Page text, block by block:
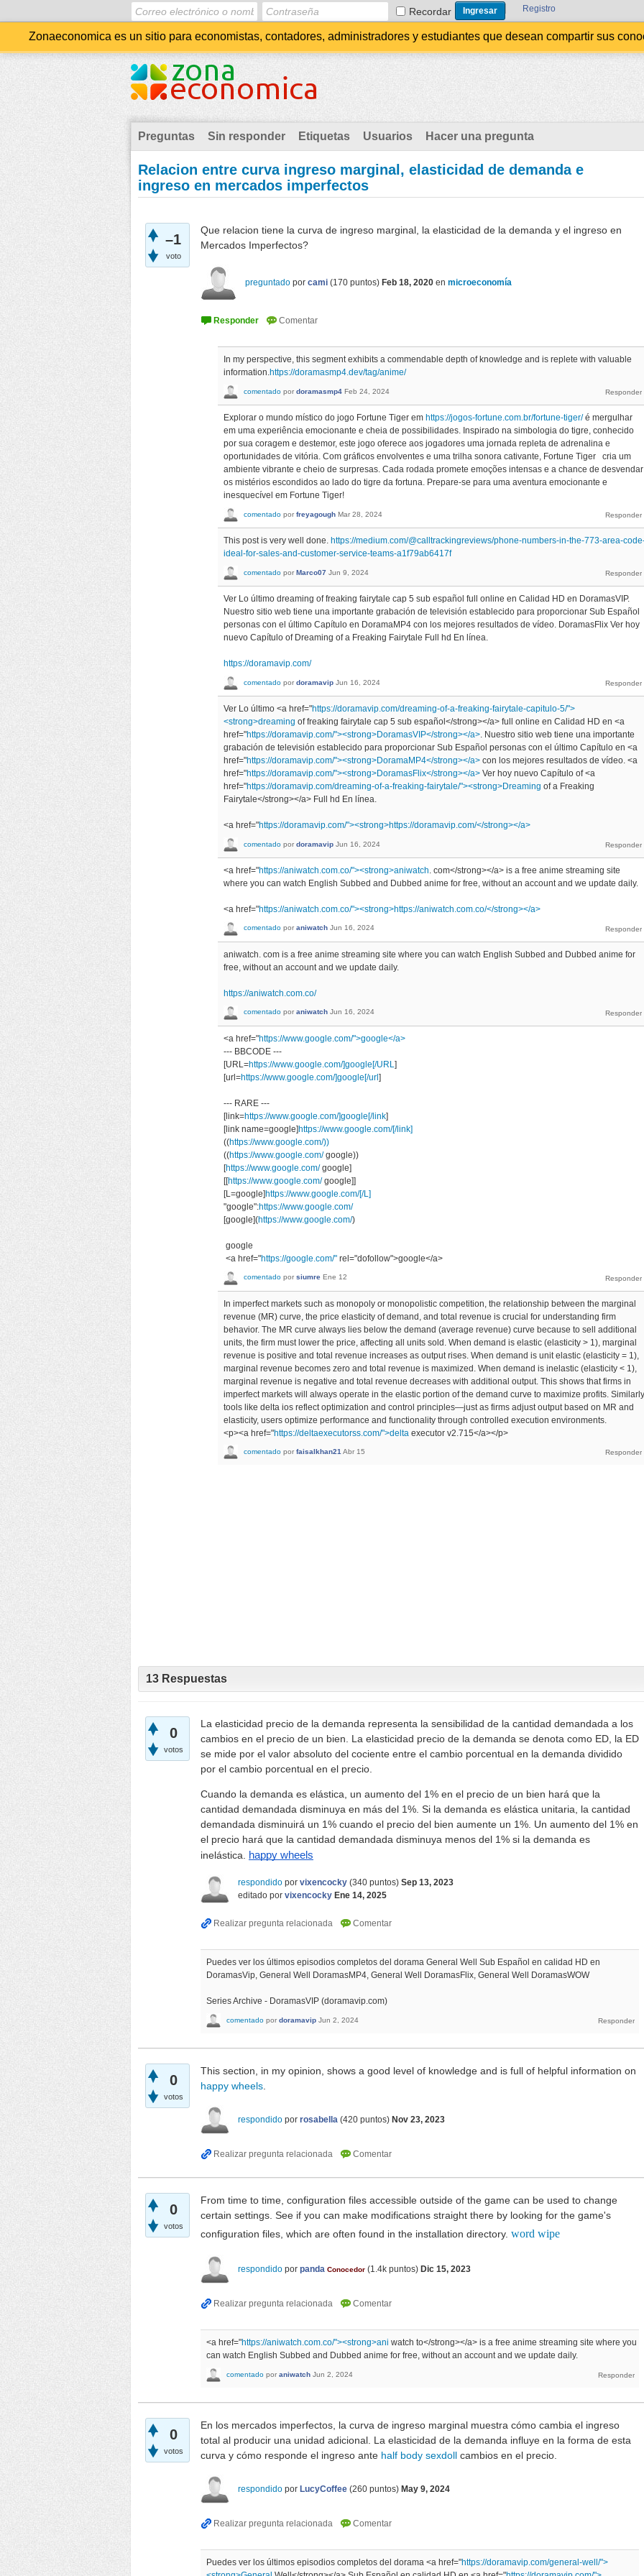
Recordar Registro
Zonaeconomica es un sitio para economistas, contadores, administradores y estudiantes que desean compartir sus
Preguntas Sin responder Etiquetas Usuarios Hacer una pregunta
Relacion entre curva ingreso marginal, elasticidad de demanda e
ingreso en mercados imperfectos
–1
voto
Que relacion tiene la curva de ingreso marginal, la elasticidad de la demanda y el ingreso en
Mercados Imperfectos?
preguntado por cami (170 puntos) Feb 18, 2020 en microeconomía
In my perspective, this segment exhibits a commendable depth of knowledge and is replete with valuable
information.https://doramasmp4.dev/tag/anime/
comentado por doramasmp4 Feb 24, 2024
Explorar o mundo místico do jogo Fortune Tiger em https://jogos-fortune.com.br/fortune-tiger/é mergulhar
em uma experiência emocionante e cheia de possibilidades. Inspirado na simbologia do tigre, conhecido
por sua coragem e destemor, este jogo oferece aos jogadores uma jornada repleta de adrenalina e
oportunidades de vitória. Com gráficos envolventes e uma trilha sonora cativante, Fortune Tiger cria um
ambiente vibrante e cheio de surpresas. Cada rodada promete emoções intensas e a chance de desvendar
os mistérios escondidos ao lado do tigre da fortuna. Prepare-se para uma aventura emocionante e
inesquecível em Fortune Tiger!
comentado por freyagough Mar 28, 2024
This post is very well done. https://medium.com/@calltrackingreviews/phone-numbers-in-the-773-area-
ideal-for-sales-and-customer-service-teams-a1f79ab6417f
comentado por Marco07 Jun 9, 2024
Ver Lo último dreaming of freaking fairytale cap 5 sub español full online en Calidad HD en DoramasVIP.
Nuestro sitio web tiene una importante grabación de televisión establecido para proporcionar Sub Español
personas con el último Capítulo en DoramaMP4 con los mejores resultados de vídeo. DoramasFlix Ver hoy
nuevo Capítulo of Dreaming of a Freaking Fairytale Full hd En línea.
https://doramavip.com/
comentado por doramavip Jun 16, 2024
Ver Lo último <a href="https://doramavip.com/dreaming-of-a-freaking-fairytale-capitulo-5/">
<strong>dreaming of freaking fairytale cap 5 sub español</strong></a> full online en Calidad HD en <a
href="https://doramavip.com/"><strong>DoramasVIP</strong></a> . Nuestro sitio web tiene una importante
grabación de televisión establecido para proporcionar Sub Español personas con el último Capítulo en <a
href="https://doramavip.com/"><strong>DoramaMP4</strong></a> con los mejores resultados de vídeo. <a
href="https://doramavip.com/"><strong>DoramasFlix</strong></a> Ver hoy nuevo Capítulo of <a
href="https://doramavip.com/dreaming-of-a-freaking-fairytale/"><strong>Dreaming of a Freaking
Fairytale</strong></a> Full hd En línea.
<a href="https://doramavip.com/"><strong>https://doramavip.com/</strong></a>
comentado por doramavip Jun 16, 2024
<a href="https://aniwatch.com.co/"><strong>aniwatch . com</strong></a> is a free anime streaming site
where you can watch English Subbed and Dubbed anime for free, without an account and we update daily.
<a href="https://aniwatch.com.co/"><strong>https://aniwatch.com.co/</strong></a>
comentado por aniwatch Jun 16, 2024
aniwatch. com is a free anime streaming site where you can watch English Subbed and Dubbed anime for
free, without an account and we update daily.
https://aniwatch.com.co/
comentado por aniwatch Jun 16, 2024
<a href="https://www.google.com/">google</a>
--- BBCODE ---
[URL=https://www.google.com/]google[/URL ]
[url=https://www.google.com/]google[/url]
--- RARE ---
[link=https://www.google.com/]google[/link]
[link name=google]https://www.google.com/[/link]
((https://www.google.com/))
((https://www.google.com/google))
[https://www.google.com/google]
[[https://www.google.com/google]]
[L=google]https://www.google.com/[/L]
"google":https://www.google.com/
[google](https://www.google.com/)
google
<a href="https://google.com/" rel="dofollow">google</a>
comentado por siumre Ene 12
In imperfect markets such as monopoly or monopolistic competition, the relationship between the marginal
revenue (MR) curve, the price elasticity of demand, and total revenue is crucial for understanding firm
behavior. The MR curve always lies below the demand (average revenue) curve because to sell additional
units, the firm must lower the price, affecting all units sold. When demand is elastic (elasticity > 1), marginal
revenue is positive and total revenue increases as output rises. When demand is unit elastic (elasticity = 1),
marginal revenue becomes zero and total revenue is maximized. When demand is inelastic (elasticity < 1),
marginal revenue is negative and total revenue decreases with additional output. This shows that firms in
imperfect markets will always operate in the elastic portion of the demand curve to maximize profits.
tools like delta ios reflect optimization and control principles—just as firms adjust output based on MR and
elasticity, users optimize performance and functionality through controlled execution environments.
<p><a href="https://deltaexecutorss.com/">delta executor v2.715</a></p>
comentado por faisalkhan21Abr 15
13 Respuestas
0
votos
La elasticidad precio de la demanda representa la sensibilidad de la cantidad demandada a los
cambios en el precio de un bien. La elasticidad precio de la demanda se denota como ED, la ED
se mide por el valor absoluto del cociente entre el cambio porcentual en la demanda dividido
por el cambio porcentual en el precio.
Cuando la demanda es elástica, un aumento del 1% en el precio de un bien hará que la
cantidad demandada disminuya en más del 1%. Si la demanda es elástica unitaria, la cantidad
demandada disminuirá un 1% cuando el precio del bien aumente un 1%. Un aumento del 1% en
el precio hará que la cantidad demandada disminuya menos del 1% si la demanda es
inelástica.
happy wheels
respondido por vixencocky (340 puntos) Sep 13, 2023
editado por vixencocky Ene 14, 2025
Puedes ver los últimos episodios completos del dorama General Well Sub Español en calidad HD en
DoramasVip, General Well DoramasMP4, General Well DoramasFlix, General Well DoramasWOW
Series Archive - DoramasVIP (doramavip.com)
comentado por doramavip Jun 2, 2024
0
votos
This section, in my opinion, shows a good level of knowledge and is full of helpful information on
happy wheels
respondido por rosabella (420 puntos) Nov 23, 2023
0
votos
From time to time, configuration files accessible outside of the game can be used to change
certain settings. See if you can make modifications straight there by looking for the game's
configuration files, which are often found in the installation directory. word wipe
respondido por panda Conocedor (1.4k puntos) Dic 15, 2023
<a href="https://aniwatch.com.co/"><strong>ani watch to</strong></a> is a free anime streaming site where you
can watch English Subbed and Dubbed anime for free, without an account and we update daily.
comentado por aniwatch Jun 2, 2024
0
votos
En los mercados imperfectos, la curva de ingreso marginal muestra cómo cambia el ingreso
total al producir una unidad adicional. La elasticidad de la demanda influye en la forma de esta
curva y cómo responde el ingreso ante half body sexdoll cambios en el precio.
respondido por LucyCoffee (260 puntos) May 9, 2024
Puedes ver los últimos episodios completos del dorama <a href="https://doramavip.com/general-well/">